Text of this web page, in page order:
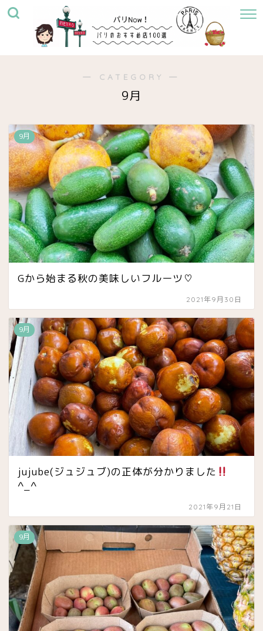
― CATEGORY ―
9月
9月
Gから始まる秋の美味しいフルーツ♡
2021年9月30日
9月
jujube(ジュジュブ)の正体が分かりました
^_^
2021年9月21日
9月